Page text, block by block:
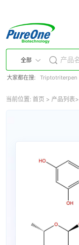
全部
大家都在搜: Triptotriterpen
当前位置: 首页 > 产品列表>